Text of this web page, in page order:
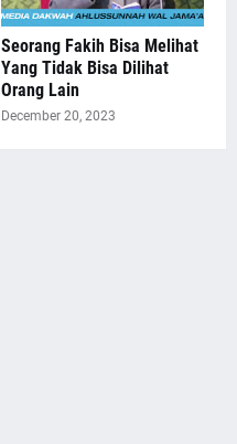
Seorang Fakih Bisa Melihat
Yang Tidak Bisa Dilihat
Orang Lain
December 20, 2023